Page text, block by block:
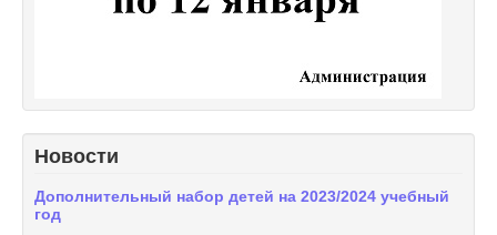
Новости
Дополнительный набор детей на 2023/2024 учебный
год